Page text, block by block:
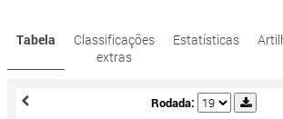
Tabela
Classificações
extras
Estatísticas
Rodada: